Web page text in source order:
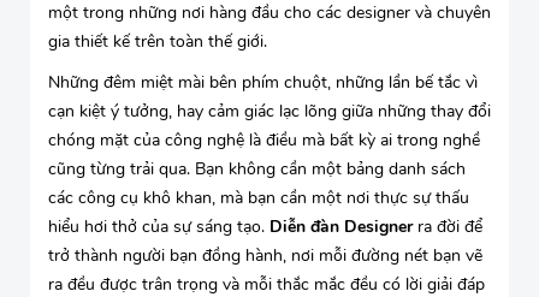
một trong những nơi hàng đầu cho các designer và chuyên
gia thiết kế trên toàn thế giới.
Những đêm miệt mài bên phím chuột, những lần bế tắc vì
cạn kiệt ý tưởng, hay cảm giác lạc lõng giữa những thay đổi
chóng mặt của công nghệ là điều mà bất kỳ ai trong nghề
cũng từng trải qua. Bạn không cần một bảng danh sách
các công cụ khô khan, mà bạn cần một nơi thực sự thấu
hiểu hơi thở của sự sáng tạo. Diễn đàn Designerra đời để
trở thành người bạn đồng hành, nơi mỗi đường nét bạn vẽ
ra đều được trân trọng và mỗi thắc mắc đều có lời giải đáp